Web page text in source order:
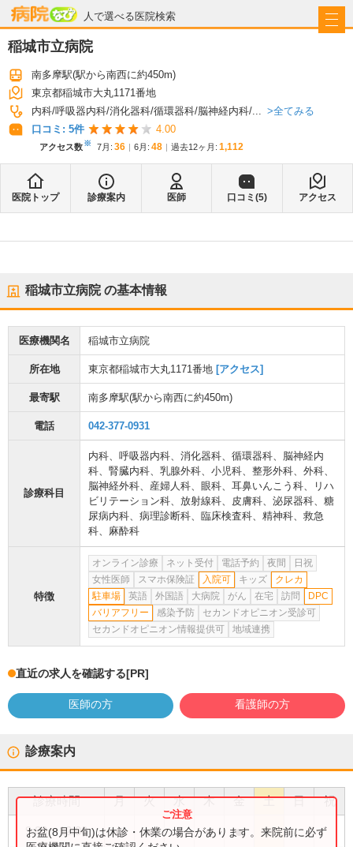
人で選べる医院検索
病院なび
稲城市立病院
南多摩駅(駅から南西に約450m)
東京都稲城市大丸1171番地
内科 呼吸器内科 消化器科 循環器科 脳神経内科 ...
全てみる
口コミ: 5件 4.00
アクセス数※ 7月 : 36 6月 : 48 過去12ヶ月: 1,112
医院トップ 診療案内 医師 口コミ(5) アクセス
稲城市立病院の基本情報
医療機関名 稲城市立病院
所在地 東京都稲城市大丸1171番地 [アクセス]
最寄駅 南多摩駅(駅から南西に約450m)
電話 042-377-0931
診療科目
内科、 呼吸器内科、 消化器科、 循環器科、 脳神経内
科、 腎臓内科、 乳腺外科、 小児科、 整形外科、 外科、
脳神経外科、 産婦人科、 眼科、 耳鼻いんこう科、
リハ
ビリテーション科、 放射線科、 皮膚科、 泌尿器科、 糖
尿病内科、 病理診断科、 臨床検査科、 精神科、 救急
科、 麻酔科
特徴
オンライン診療 ネット受付 電話予約 夜間
日祝
女性医師
スマホ保険証 入院可 キッズ
クレカ
駐車場
英語 外国語 大病院 がん 在宅 訪問
DPC
バリアフリー
感染予防
セカンドオピニオン受診可
セカンドオピニオン情報提供可
地域連携
直近の求人を確認する[PR]
医師の方 看護師の方
診療案内
診療時間 月 火 水 木 金 土 日 祝
9:00〜 12:00 ● ● ● ● ●
お盆(8月中旬)は休診・休業の場合があります。来院前に必ず